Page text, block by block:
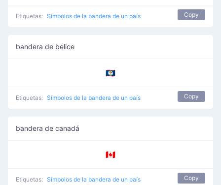
Etiquetas: Símbolos de la bandera de un país Copy
bandera de belice
🇧🇿
Etiquetas: Símbolos de la bandera de un país Copy
bandera de canadá
🇨🇦
Etiquetas: Símbolos de la bandera de un país Copy